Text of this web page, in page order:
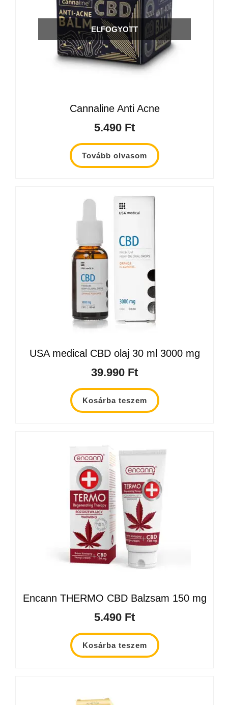
ELFOGYOTT
Cannaline Anti Acne
5.490 Ft
Tovább olvasom
USA medical CBD olaj 30 ml 3000 mg
39.990 Ft
Kosárba teszem
Encann THERMO CBD Balzsam 150 mg
5.490 Ft
Kosárba teszem